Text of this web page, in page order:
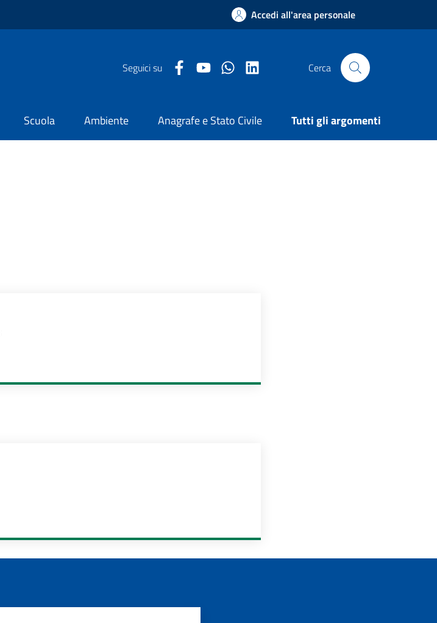
Accedi all'area personale
Seguici su Facebook Comune di Arezzo
Youtube Comune di Arezzo
Twitter Comune di Arezzo
LinkedIn Comune di Arezzo
Cerca
Scuola Ambiente Anagrafe e Stato Civile Tutti gli argomenti